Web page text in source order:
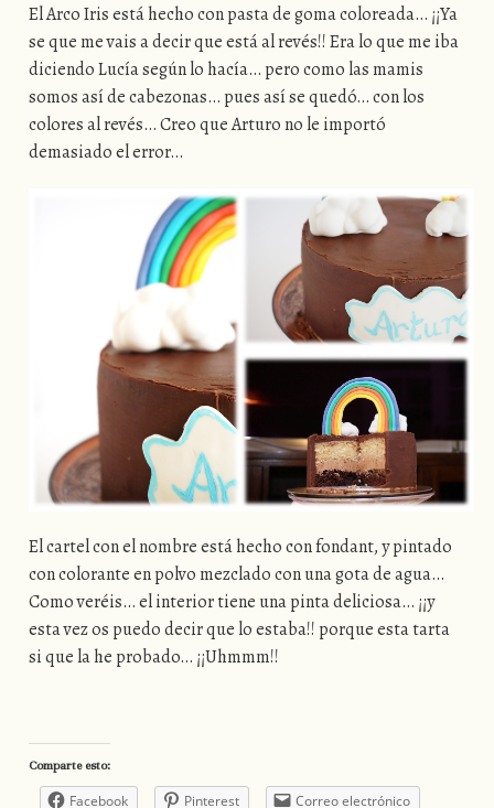
El Arco Iris está hecho con pasta de goma coloreada… ¡¡Ya
se que me vais a decir que está al revés!! Era lo que me iba
diciendo Lucía según lo hacía… pero como las mamis
somos así de cabezonas… pues así se quedó… con los
colores al revés… Creo que Arturo no le importó
demasiado el error…
El cartel con el nombre está hecho con fondant, y pintado
con colorante en polvo mezclado con una gota de agua…
Como veréis… el interior tiene una pinta deliciosa… ¡¡y
esta vez os puedo decir que lo estaba!! porque esta tarta
si que la he probado… ¡¡Uhmmm!!
Comparte esto:
Facebook Pinterest
Correo electrónico